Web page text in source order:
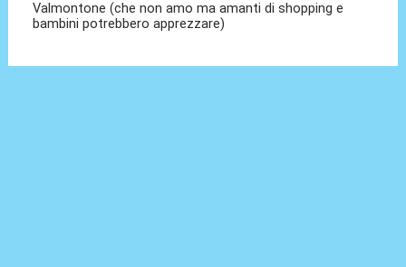
Valmontone (che non amo ma amanti di shopping e
bambini potrebbero apprezzare)